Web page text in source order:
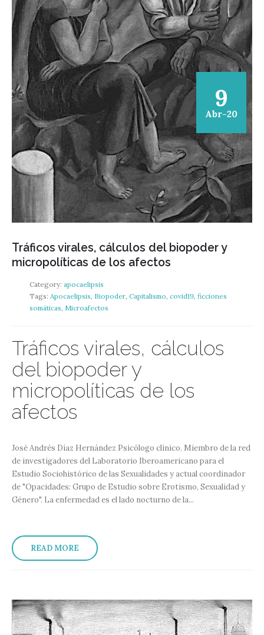
9
Abr-20
Tráficos virales, cálculos del biopoder y
micropolíticas de los afectos
Category: apocaelipsis
Tags: Apocaelipsis Biopoder Capitalismo covid19 ficciones
somáticas Microafectos
Tráficos virales, cálculos
del biopoder y
micropolíticas de los
afectos
José Andrés Díaz Hernández Psicólogo clínico. Miembro de la red
de investigadores del Laboratorio Iberoamericano para el
Estudio Sociohistórico de las Sexualidades y actual coordinador
de "Opacidades: Grupo de Estudio sobre Erotismo, Sexualidad y
Género". La enfermedad es el lado nocturno de la...
READ MORE